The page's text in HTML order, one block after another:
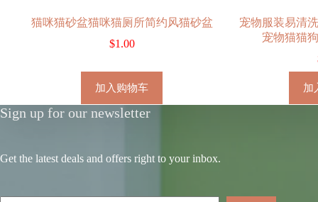
猫咪猫砂盆猫咪猫厕所简约风猫砂盆
$1.00
加入购物车
宠物服装易清
宠物猫猫
加
Sign up for our newsletter
Get the latest deals and offers right to your inbox.